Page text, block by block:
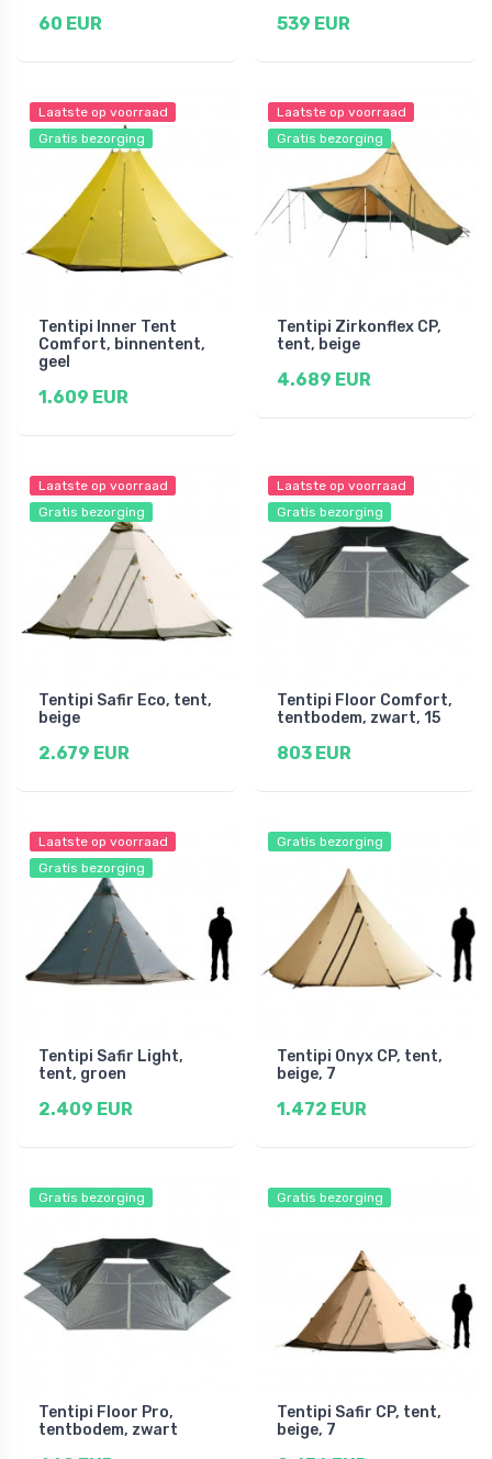
60 EUR 539 EUR
Laatste op voorraad
Gratis bezorging
Tentipi Inner Tent
Comfort, binnentent,
geel
1.609 EUR
Laatste op voorraad
Gratis bezorging
Tentipi Zirkonflex CP,
tent, beige
4.689 EUR
Laatste op voorraad
Gratis bezorging
Tentipi Safir Eco, tent,
beige
2.679 EUR
Laatste op voorraad
Gratis bezorging
Tentipi Floor Comfort,
tentbodem, zwart, 15
803 EUR
Laatste op voorraad
Gratis bezorging
Tentipi Safir Light,
tent, groen
2.409 EUR
Gratis bezorging
Tentipi Onyx CP, tent,
beige, 7
1.472 EUR
Gratis bezorging
Tentipi Floor Pro,
tentbodem, zwart
Gratis bezorging
Tentipi Safir CP, tent,
beige, 7